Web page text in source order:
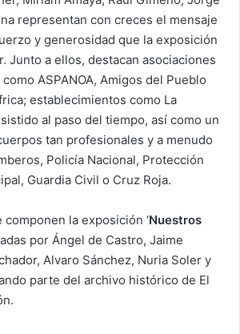
representan con creces el mensaje
y generosidad que la exposición
Junto a ellos, destacan asociaciones
ASPANOA, Amigos del Pueblo
establecimientos como La
al paso del tiempo, así como un
tan profesionales y a menudo
Policía Nacional, Protección
Guardia Civil o Cruz Roja.
la exposición ‘Nuestros
por Ángel de Castro, Jaime
Alvaro Sánchez, Nuria Soler y
parte del archivo histórico de El